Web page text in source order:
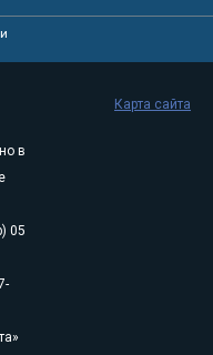
в
05
Карта сайта